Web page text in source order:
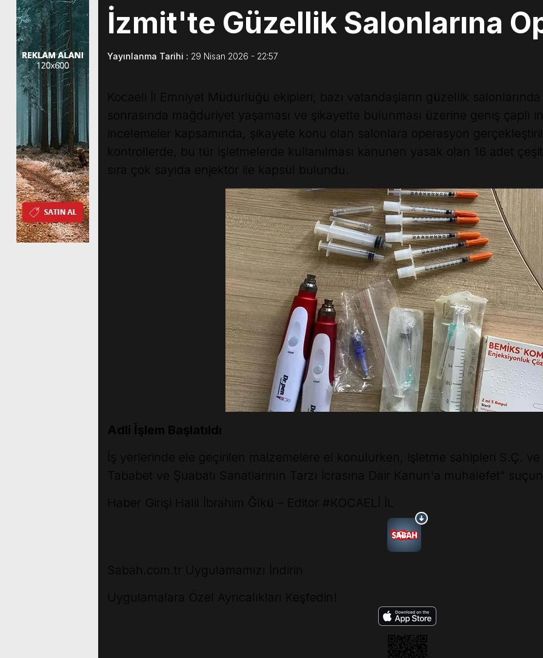
İzmit'te Güzellik Salonlarına
Yayınlanma Tarihi : 29 Nisan 2026 - 22:57
Kocaeli İl Emniyet Müdürlüğü ekipleri, bazı vatandaşların güzellik
sonrasında mağduriyet yaşaması ve şikayette bulunması üzerine geniş çaplı
incelemeler kapsamında, şikayete konu olan salonlara operasyon
kontrollerde, bu tür işletmelerde kullanılması kanunen yasak olan 16 adet
sıra çok sayıda enjektör ile kapsül bulundu.
Adli İşlem Başlatıldı
İş yerlerinde ele geçirilen malzemelere el konulurken, işletme sahipleri S.Ç. ve
Tababet ve Şuabatı Sanatlarının Tarzı İcrasına Dair Kanun'a muhalefet”
Haber Girişi Halil İbrahim Ğlkü – Editör #KOCAELİ İL
Sabah.com.tr Uygulamamızı İndirin
Uygulamalara Özel Ayrıcalıkları Keşfedin!